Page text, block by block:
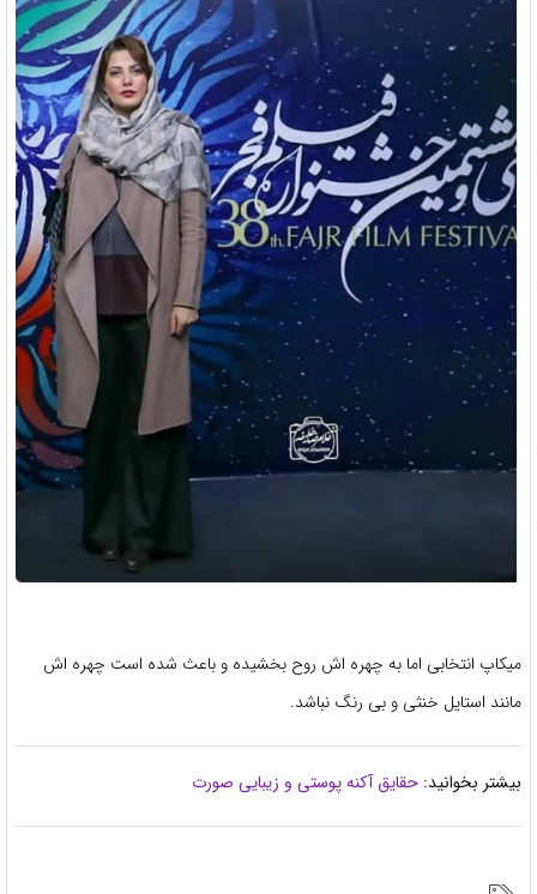
میکاپ انتخابی اما به چهره اش روح بخشیده و باعث شده است چهره اش
مانند استایل خنثی و بی رنگ نباشد.
بیشتر بخوانید: حقایق آکنه پوستی و زیبایی صورت